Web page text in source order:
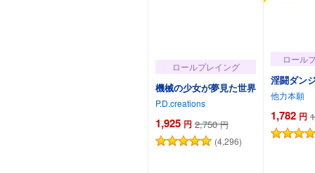
ロールプレイング
機械の少女が夢見た世界
P.D.creations
1,925 円 2,750 円
(4,296)
ロール
淫闘ダン
他力本願
1,782 円